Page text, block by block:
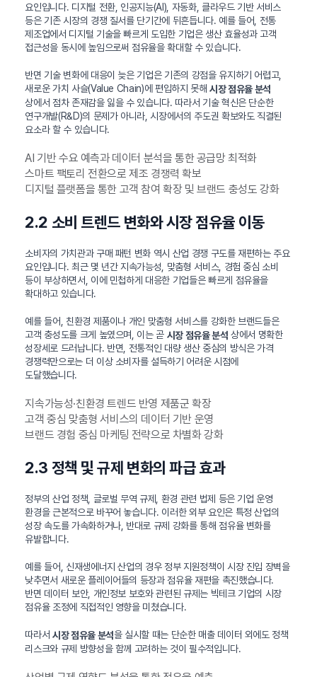
요인입니다. 디지털 전환, 인공지능(AI), 자동화, 클라우드 기반 서비스
등은 기존 시장의 경쟁 질서를 단기간에 뒤흔듭니다. 예를 들어, 전통
제조업에서 디지털 기술을 빠르게 도입한 기업은 생산 효율성과 고객
접근성을 동시에 높임으로써 점유율을 확대할 수 있습니다.
반면 기술 변화에 대응이 늦은 기업은 기존의 강점을 유지하기 어렵고,
새로운 가치 사슬(Value Chain)에 편입하지 못해시장 점유율 분석
상에서 점차 존재감을 잃을 수 있습니다. 따라서 기술 혁신은 단순한
연구개발(R&D)의 문제가 아니라, 시장에서의 주도권 확보와도 직결된
요소라 할 수 있습니다.
AI 기반 수요 예측과 데이터 분석을 통한 공급망 최적화
스마트 팩토리 전환으로 제조 경쟁력 확보
디지털 플랫폼을 통한 고객 참여 확장 및 브랜드 충성도 강화
2.2 소비 트렌드 변화와 시장 점유율 이동
소비자의 가치관과 구매 패턴 변화 역시 산업 경쟁 구도를 재편하는 주요
요인입니다. 최근 몇 년간 지속가능성, 맞춤형 서비스, 경험 중심 소비
등이 부상하면서, 이에 민첩하게 대응한 기업들은 빠르게 점유율을
확대하고 있습니다.
예를 들어, 친환경 제품이나 개인 맞춤형 서비스를 강화한 브랜드들은
고객 충성도를 크게 높였으며, 이는 곧 시장 점유율 분석 상에서 명확한
성장세로 드러납니다. 반면, 전통적인 대량 생산 중심의 방식은 가격
경쟁력만으로는 더 이상 소비자를 설득하기 어려운 시점에
도달했습니다.
지속가능성·친환경 트렌드 반영 제품군 확장
고객 중심 맞춤형 서비스의 데이터 기반 운영
브랜드 경험 중심 마케팅 전략으로 차별화 강화
2.3 정책 및 규제 변화의 파급 효과
정부의 산업 정책, 글로벌 무역 규제, 환경 관련 법제 등은 기업 운영
환경을 근본적으로 바꾸어 놓습니다. 이러한 외부 요인은 특정 산업의
성장 속도를 가속화하거나, 반대로 규제 강화를 통해 점유율 변화를
유발합니다.
예를 들어, 신재생에너지 산업의 경우 정부 지원정책이 시장 진입 장벽을
낮추면서 새로운 플레이어들의 등장과 점유율 재편을 촉진했습니다.
반면 데이터 보안, 개인정보 보호와 관련된 규제는 빅테크 기업의 시장
점유율 조정에 직접적인 영향을 미쳤습니다.
따라서 시장 점유율 분석을 실시할 때는 단순한 매출 데이터 외에도 정책
리스크와 규제 방향성을 함께 고려하는 것이 필수적입니다.